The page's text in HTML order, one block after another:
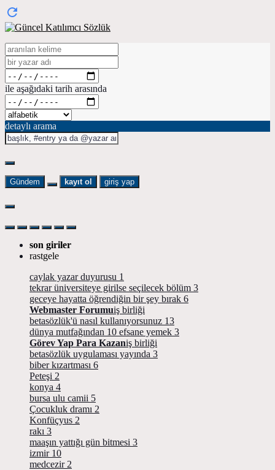
ile aşağıdaki tarih arasında
detaylı arama
Gündem kayıt ol giriş yap
son giriler
rastgele
caylak yazar duyurusu 1
tekrar üniversiteye girilse seçilecek bölüm 3
geceye hayatta öğrendiğin bir şey bırak 6
Webmaster Forumuiş birliği
betasözlük'ü nasıl kullanıyorsunuz 13
dünya mutfağından 10 efsane yemek 3
Görev Yap Para Kazaniş birliği
betasözlük uygulaması yayında 3
biber kızartması 6
Peteşi 2
konya 4
bursa ulu camii 5
Çocukluk dramı 2
Konfüçyus 2
rakı 3
maaşın yattığı gün bitmesi 3
izmir 10
medcezir 2